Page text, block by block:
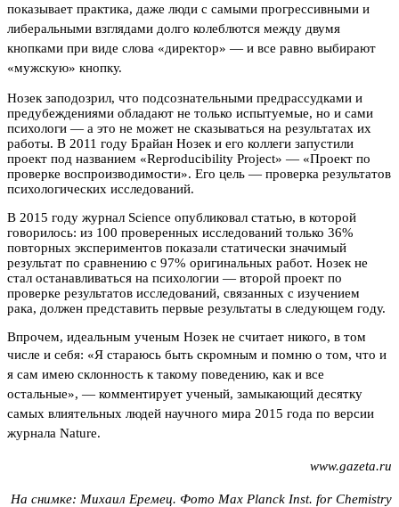
показывает практика, даже люди с самыми прогрессивными и
либеральными взглядами долго колеблются между двумя
кнопками при виде слова «директор» — и все равно выбирают
«мужскую» кнопку.
Нозек заподозрил, что подсознательными предрассудками и
предубеждениями обладают не только испытуемые, но и сами
психологи — а это не может не сказываться на результатах их
работы. В 2011 году Брайан Нозек и его коллеги запустили
проект под названием «Reproducibility Project» — «Проект по
проверке воспроизводимости». Его цель — проверка результатов
психологических исследований.
В 2015 году журнал Science опубликовал статью, в которой
говорилось: из 100 проверенных исследований только 36%
повторных экспериментов показали статически значимый
результат по сравнению с 97% оригинальных работ. Нозек не
стал останавливаться на психологии — второй проект по
проверке результатов исследований, связанных с изучением
рака, должен представить первые результаты в следующем году.
Впрочем, идеальным ученым Нозек не считает никого, в том
числе и себя: «Я стараюсь быть скромным и помню о том, что и
я сам имею склонность к такому поведению, как и все
остальные», — комментирует ученый, замыкающий десятку
самых влиятельных людей научного мира 2015 года по версии
журнала Nature.
www.gazeta.ru
На снимке: Михаил Еремец. Фото Max Planck Inst. for Chemistry